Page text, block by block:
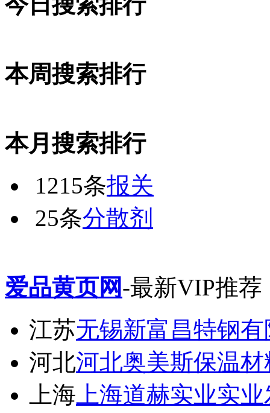
本周搜索排行
本月搜索排行
1215条报关
25条分散剂
爱品黄页网-最新VIP推荐
江苏无锡新富昌特钢
河北河北奥美斯保温
上海 上海道赫实业实